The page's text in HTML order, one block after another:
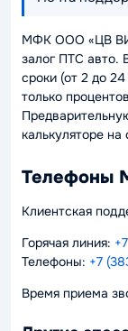
МФК ООО «ЦВ
залог ПТС авто.
сроки (от 2 до
только
калькуляторе
Телефоны
Клиентская
Горячая линия:
Телефоны: +7
Время приема